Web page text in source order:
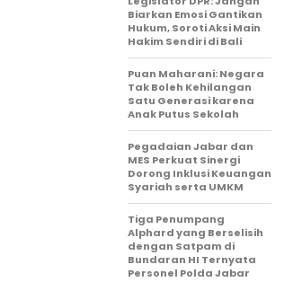
Biarkan Emosi Gantikan
Hukum, Soroti Aksi Main
Hakim Sendiri di Bali
Puan Maharani: Negara
Tak Boleh Kehilangan
Satu Generasi karena
Anak Putus Sekolah
Pegadaian Jabar dan
MES Perkuat Sinergi
Dorong Inklusi Keuangan
Syariah serta UMKM
Tiga Penumpang
Alphard yang Berselisih
dengan Satpam di
Bundaran HI Ternyata
Personel Polda Jabar